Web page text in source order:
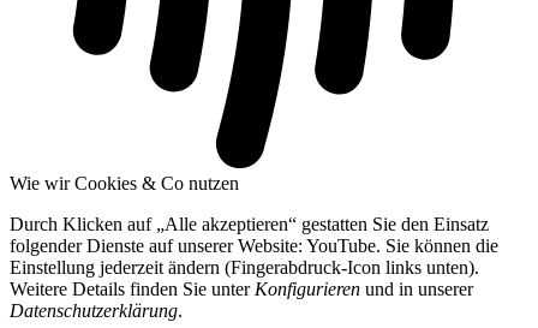
Wie wir Cookies & Co nutzen
Durch Klicken auf „Alle akzeptieren“ gestatten Sie den Einsatz
folgender Dienste auf unserer Website: YouTube. Sie können die
Einstellung jederzeit ändern (Fingerabdruck-Icon links unten).
Weitere Details finden Sie unter Konfigurieren und in unserer
Datenschutzerklärung.